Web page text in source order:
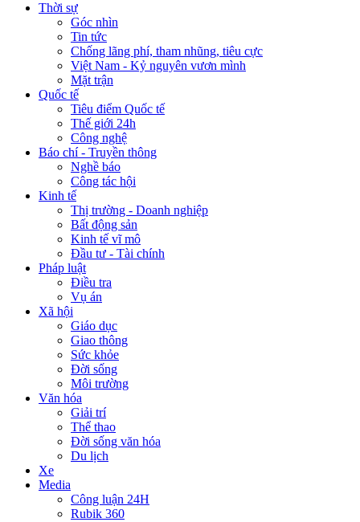
Thời sự
Góc nhìn
Tin tức
Chống lãng phí, tham nhũng, tiêu cực
Việt Nam - Kỷ nguyên vươn mình
Mặt trận
Quốc tế
Tiêu điểm Quốc tế
Thế giới 24h
Công nghệ
Báo chí - Truyền thông
Nghề báo
Công tác hội
Kinh tế
Thị trường - Doanh nghiệp
Bất động sản
Kinh tế vĩ mô
Đầu tư - Tài chính
Pháp luật
Điều tra
Vụ án
Xã hội
Giáo dục
Giao thông
Sức khỏe
Đời sống
Môi trường
Văn hóa
Giải trí
Thể thao
Đời sống văn hóa
Du lịch
Xe
Media
Công luận 24H
Rubik 360